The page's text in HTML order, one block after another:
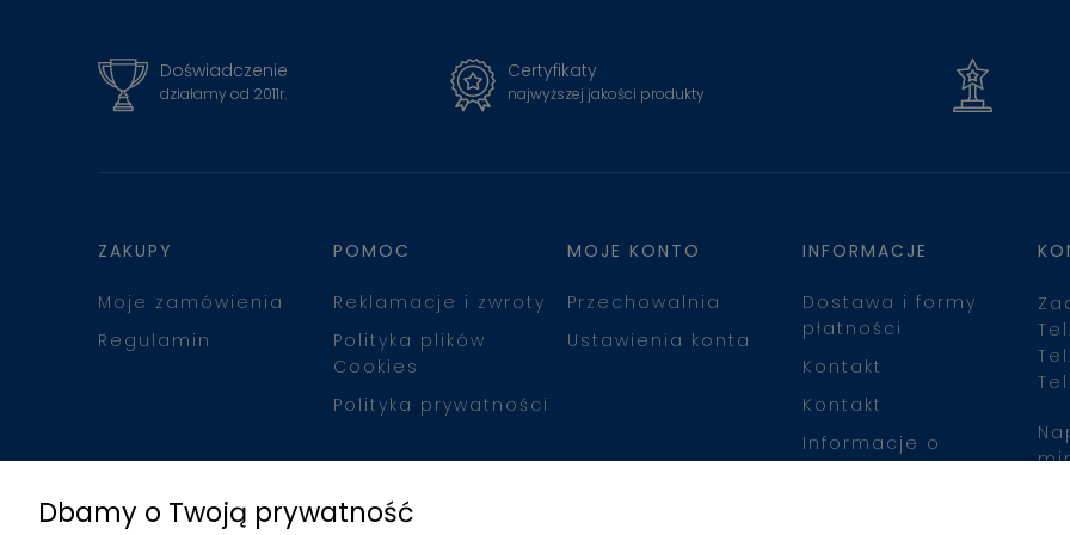
Doświadczenie
działamy od 2011r.
Certyfikaty
najwyższej jakości produkty
ZAKUPY
Moje zamówienia
Regulamin
POMOC
Reklamacje i zwroty
Polityka plików
Cookies
Polityka prywatności
MOJE KONTO
Przechowalnia
Ustawienia konta
INFORMACJE
Dostawa i formy
płatności
Kontakt
Kontakt
Informacje o
Dbamy o Twoją prywatność